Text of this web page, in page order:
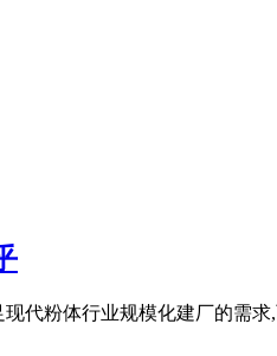
代粉体行业规模化建厂的需